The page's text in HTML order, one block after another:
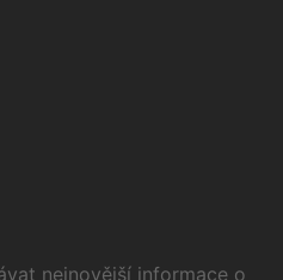
nejnovější informace o